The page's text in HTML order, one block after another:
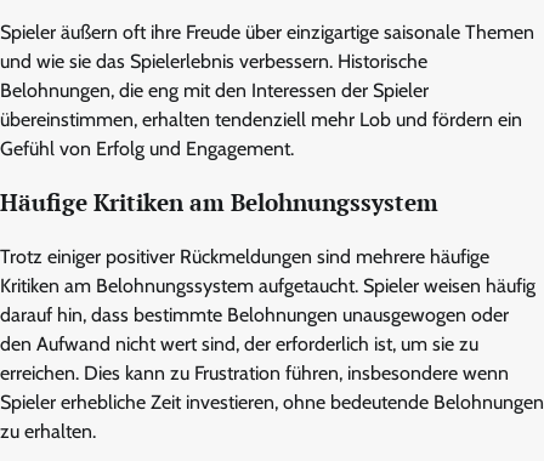
Spieler äußern oft ihre Freude über einzigartige saisonale Themen
und wie sie das Spielerlebnis verbessern. Historische
Belohnungen, die eng mit den Interessen der Spieler
übereinstimmen, erhalten tendenziell mehr Lob und fördern ein
Gefühl von Erfolg und Engagement.
Häufige Kritiken am Belohnungssystem
Trotz einiger positiver Rückmeldungen sind mehrere häufige
Kritiken am Belohnungssystem aufgetaucht. Spieler weisen häufig
darauf hin, dass bestimmte Belohnungen unausgewogen oder
den Aufwand nicht wert sind, der erforderlich ist, um sie zu
erreichen. Dies kann zu Frustration führen, insbesondere wenn
Spieler erhebliche Zeit investieren, ohne bedeutende Belohnungen
zu erhalten.